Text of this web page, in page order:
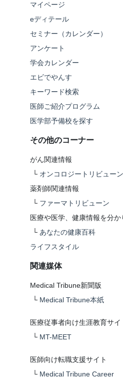
マイページ
eディテール
セミナー（カレンダー）
アンケート
学会カレンダー
エビでやんす
キーワード検索
医師ご紹介プログラム
医学部予備校を探す
その他のコーナー
がん関連情報
└ オンコロジートリビューン
薬剤師関連情報
└ ファーマトリビューン
医療や医学、健康情報を分
└ あなたの健康百科
ライフスタイル
関連媒体
Medical Tribune新聞版
└ Medical Tribune本紙
医療従事者向け生涯教育サイ
└ MT-MEET
医師向け転職支援サイト
└ Medical Tribune Career